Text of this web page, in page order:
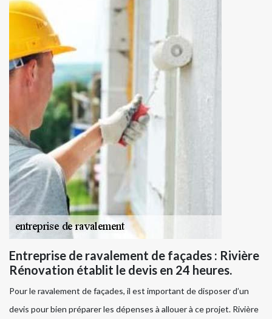
Entreprise de ravalement de façades : Rivière
Rénovation établit le devis en 24 heures.
Pour le ravalement de façades, il est important de disposer d’un
devis pour bien préparer les dépenses à allouer à ce projet. Rivière